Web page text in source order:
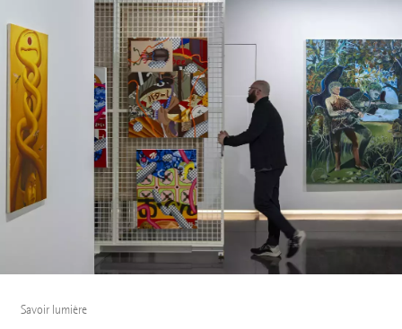
Savoir lumière